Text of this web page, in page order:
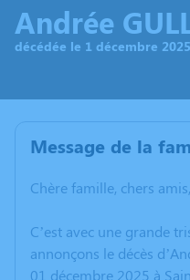
Andrée
décédée le 1 décembre 2025
Message de la
Chère famille, chers amis,
C’est avec une grande
annonçons le décès
01 décembre 2025 à